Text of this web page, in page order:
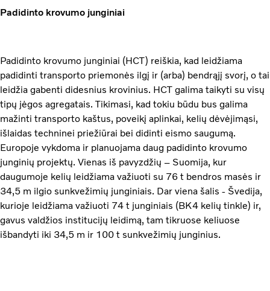
Padidinto krovumo junginiai
Padidinto krovumo junginiai (HCT) reiškia, kad leidžiama
padidinti transporto priemonės ilgį ir (arba) bendrąjį svorį, o tai
leidžia gabenti didesnius krovinius. HCT galima taikyti su visų
tipų jėgos agregatais. Tikimasi, kad tokiu būdu bus galima
mažinti transporto kaštus, poveikį aplinkai, kelių dėvėjimąsi,
išlaidas techninei priežiūrai bei didinti eismo saugumą.
Europoje vykdoma ir planuojama daug padidinto krovumo
junginių projektų. Vienas iš pavyzdžių – Suomija, kur
daugumoje kelių leidžiama važiuoti su 76 t bendros masės ir
34,5 m ilgio sunkvežimių junginiais. Dar viena šalis - Švedija,
kurioje leidžiama važiuoti 74 t junginiais (BK4 kelių tinkle) ir,
gavus valdžios institucijų leidimą, tam tikruose keliuose
išbandyti iki 34,5 m ir 100 t sunkvežimių junginius.